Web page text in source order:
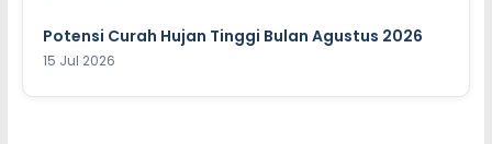
Potensi Curah Hujan Tinggi Bulan Agustus 2026
15 Jul 2026